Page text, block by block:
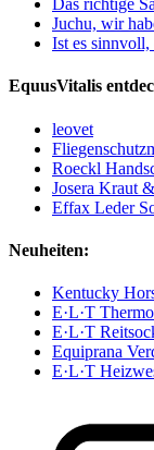
Das richtige
Juchu, wir
Ist es sinnvoll,
EquusVitalis
leovet
Roeckl
Josera Kraut
Effax Leder
Neuheiten:
Kentucky
E·L·T
E·L·T
Equiprana
E·L·T